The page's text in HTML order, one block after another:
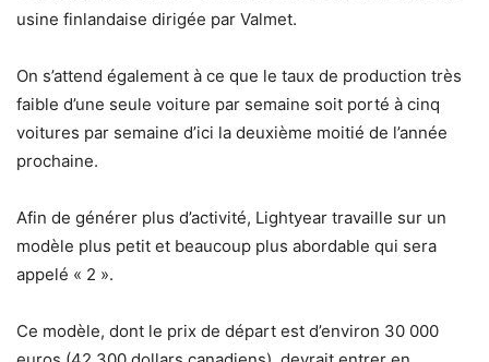
usine finlandaise dirigée par Valmet.
On s’attend également à ce que le taux de production très
faible d’une seule voiture par semaine soit porté à cinq
voitures par semaine d’ici la deuxième moitié de l’année
prochaine.
Afin de générer plus d’activité, Lightyear travaille sur un
modèle plus petit et beaucoup plus abordable qui sera
appelé « 2 ».
Ce modèle, dont le prix de départ est d’environ 30 000